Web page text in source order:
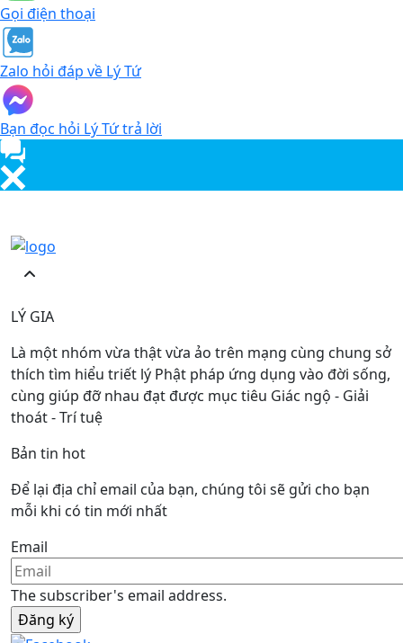
Gọi điện thoại
Zalo hỏi đáp về Lý Tứ
Bạn đọc hỏi Lý Tứ trả lời
LÝ GIA
Là một nhóm vừa thật vừa ảo trên mạng cùng chung sở
thích tìm hiểu triết lý Phật pháp ứng dụng vào đời sống,
cùng giúp đỡ nhau đạt được mục tiêu Giác ngộ - Giải
thoát - Trí tuệ
Bản tin hot
Để lại địa chỉ email của bạn, chúng tôi sẽ gửi cho bạn
mỗi khi có tin mới nhất
Email
The subscriber's email address.